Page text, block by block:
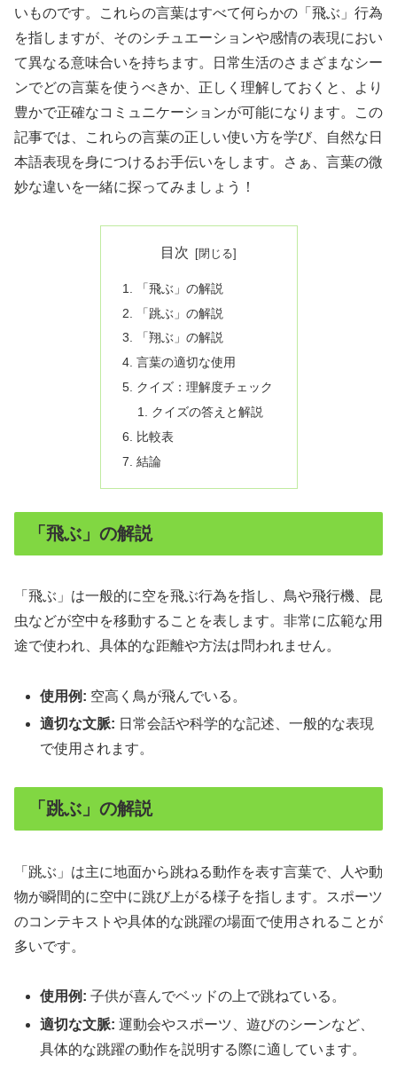
いものです。これらの言葉はすべて何らかの「飛ぶ」行為
を指しますが、そのシチュエーションや感情の表現におい
て異なる意味合いを持ちます。日常生活のさまざまなシー
ンでどの言葉を使うべきか、正しく理解しておくと、より
豊かで正確なコミュニケーションが可能になります。この
記事では、これらの言葉の正しい使い方を学び、自然な日
本語表現を身につけるお手伝いをします。さぁ、言葉の微
妙な違いを一緒に探ってみましょう！
目次
「飛ぶ」の解説
「跳ぶ」の解説
「翔ぶ」の解説
言葉の適切な使用
クイズ：理解度チェック
クイズの答えと解説
比較表
結論
「飛ぶ」の解説
「飛ぶ」は一般的に空を飛ぶ行為を指し、鳥や飛行機、昆
虫などが空中を移動することを表します。非常に広範な用
途で使われ、具体的な距離や方法は問われません。
使用例: 空高く鳥が飛んでいる。
適切な文脈: 日常会話や科学的な記述、一般的な表現
で使用されます。
「跳ぶ」の解説
「跳ぶ」は主に地面から跳ねる動作を表す言葉で、人や動
物が瞬間的に空中に跳び上がる様子を指します。スポーツ
のコンテキストや具体的な跳躍の場面で使用されることが
多いです。
使用例: 子供が喜んでベッドの上で跳ねている。
適切な文脈: 運動会やスポーツ、遊びのシーンなど、
具体的な跳躍の動作を説明する際に適しています。